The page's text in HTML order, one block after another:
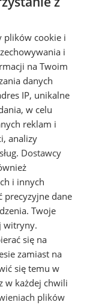
plików cookie i
i
na Twoim
danych
IP, unikalne
w celu
reklam i
analizy
Dostawcy
i innych
precyzyjne dane
Twoje
witryny.
się na
zamiast na
się temu w
w każdej chwili
plików